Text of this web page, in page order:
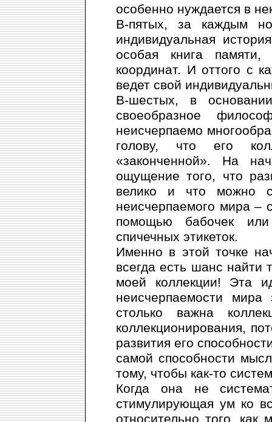
особенно нуждается в
В-пятых, за каждым
индивидуальная
особая книга памяти,
координат. И оттого с
ведет свой
В-шестых, в
своеобразное
неисчерпаемо
голову, что его
«законченной». На
ощущение того, что
велико и что можно
неисчерпаемого мира –
помощью бабочек
спичечных этикеток.
Именно в этой точке
всегда есть шанс найти
моей коллекции! Эта
неисчерпаемости
столько важна
коллекционирования,
развития его
самой способности
тому, чтобы как-то
Когда она не
стимулирующая ум ко
относительно того, как